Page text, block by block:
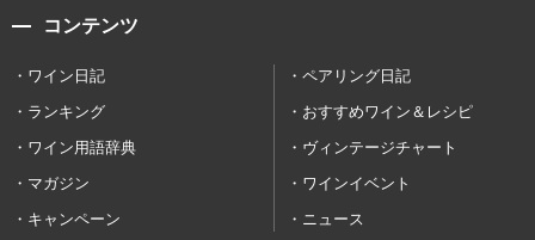
コンテンツ
ワイン日記
ペアリング日記
ランキング
おすすめワイン＆レシピ
ワイン用語辞典
ヴィンテージチャート
マガジン
ワインイベント
キャンペーン
ニュース